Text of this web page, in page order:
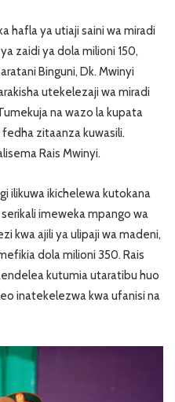
hafla ya utiaji saini wa miradi
zaidi ya dola milioni 150,
Binguni, Dk. Mwinyi
utekelezaji wa miradi
na wazo la kupata
zitaanza kuwasili.
Rais Mwinyi.
ilikuwa ikichelewa kutokana
imeweka mpango wa
kwa ajili ya ulipaji wa madeni,
dola milioni 350. Rais
kutumia utaratibu huo
inatekelezwa kwa ufanisi na